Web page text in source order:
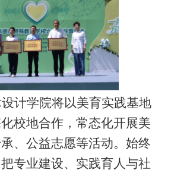
计学院将以美育实践基地
校地合作，常态化开展美
、公益志愿等活动。始终
专业建设、实践育人与社